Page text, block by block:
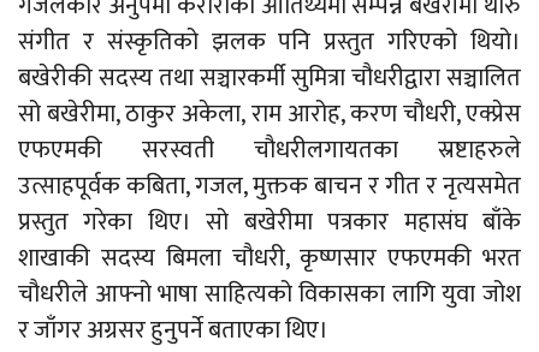
संगीत र संस्कृतिको झलक पनि प्रस्तुत गरिएको थियो।
बखेरीकी सदस्य तथा सञ्चारकर्मी सुमित्रा चौधरीद्वारा सञ्चालित
सो बखेरीमा, ठाकुर अकेला, राम आरोह, करण चौधरी, एक्प्रेस
एफएमकी सरस्वती चौधरीलगायतका स्रष्टाहरुले
उत्साहपूर्वक कबिता, गजल, मुक्तक बाचन र गीत र नृत्यसमेत
प्रस्तुत गरेका थिए। सो बखेरीमा पत्रकार महासंघ बाँके
शाखाकी सदस्य बिमला चौधरी, कृष्णसार एफएमकी भरत
चौधरीले आफ्नो भाषा साहित्यको विकासका लागि युवा जोश
र जाँगर अग्रसर हुनुपर्ने बताएका थिए।